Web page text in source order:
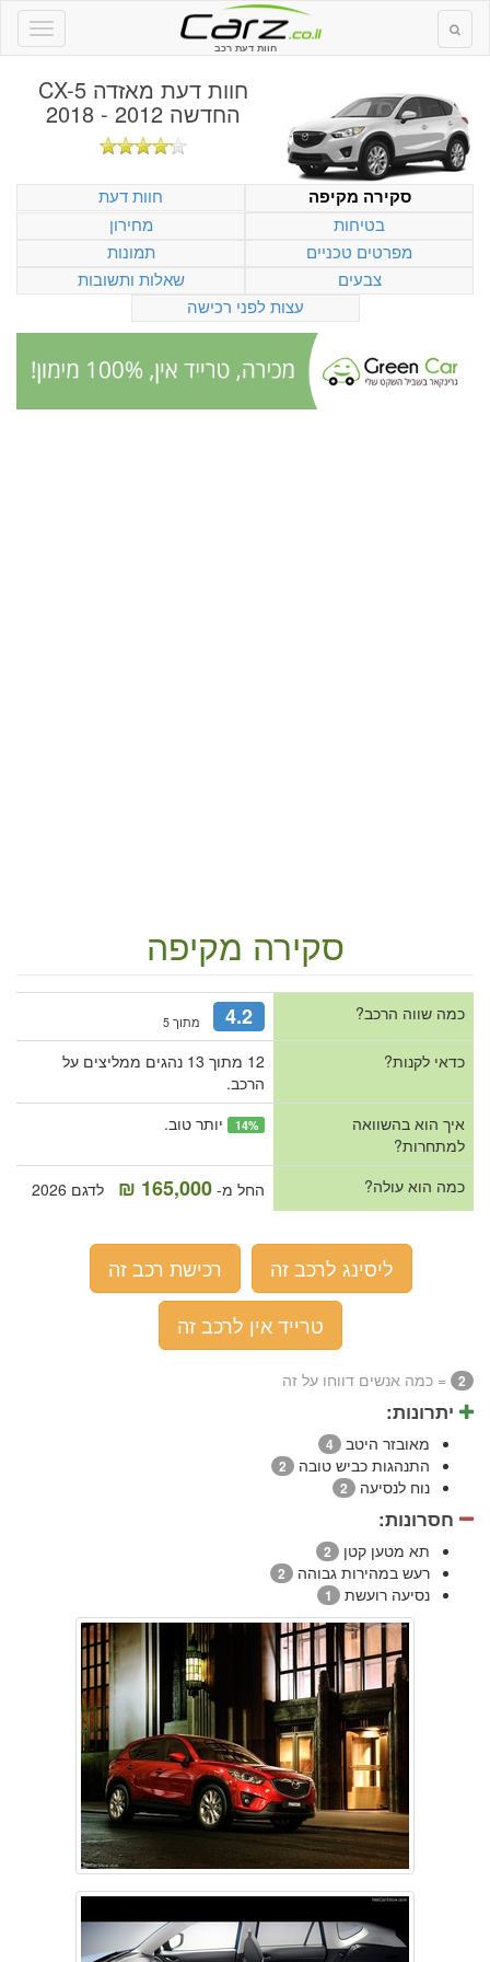
חוות דעת רכב
חוות דעת מאזדה CX-5
החדשה 2012 - 2018
סקירה מקיפה
חוות דעת
בטיחות
מחירון
מפרטים טכניים
תמונות
צבעים
שאלות ותשובות
עצות לפני רכישה
סקירה מקיפה
כמה שווה הרכב? 4.2 מתוך 5
כדאי לקנות?
12 מתוך 13 נהגים ממליצים על
הרכב.
איך הוא בהשוואה
למתחרות?
14% יותר טוב.
כמה הוא עולה? החל מ- 165,000 ₪ לדגם 2026
ליסינג לרכב זה
רכישת רכב זה
טרייד אין לרכב זה
2 = כמה אנשים דווחו על זה
יתרונות:
מאובזר היטב 4
התנהגות כביש טובה 2
נוח לנסיעה 2
חסרונות:
תא מטען קטן 2
רעש במהירות גבוהה 2
נסיעה רועשת 1